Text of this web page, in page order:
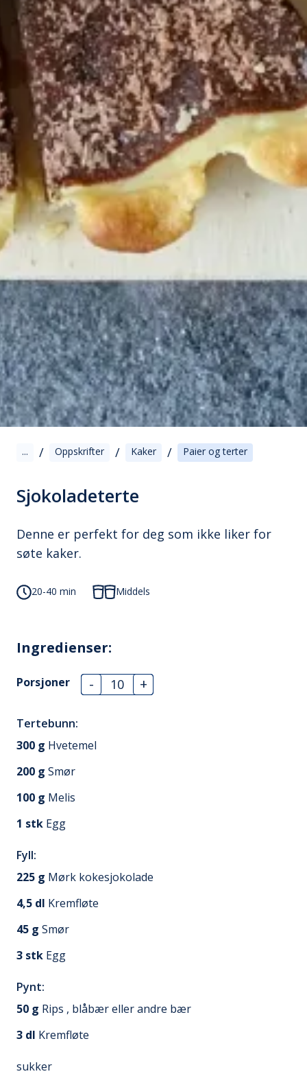
... / Oppskrifter / Kaker / Paier og terter
Sjokoladeterte
Denne er perfekt for deg som ikke liker for
søte kaker.
20-40 min Middels
Ingredienser:
Porsjoner - +
Tertebunn:
300 g Hvetemel
200 g Smør
100 g Melis
1 stk Egg
Fyll:
225 g Mørk kokesjokolade
4,5 dl Kremfløte
45 g Smør
3 stk Egg
Pynt:
50 g Rips , blåbær eller andre bær
3 dl Kremfløte
sukker